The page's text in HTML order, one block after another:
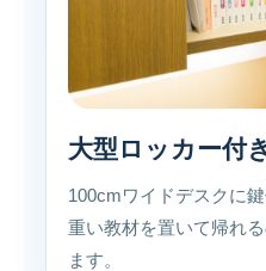
大型ロッカー付
100cmワイドデスクに
重い教材を置いて帰れ
ます。